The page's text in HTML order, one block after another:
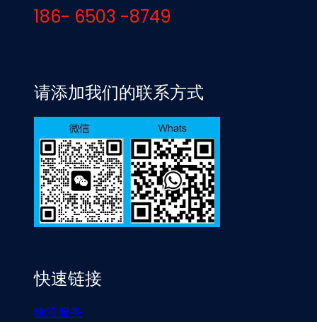
186- 6503 -8749
请添加我们的联系方式
快速链接
物流服务